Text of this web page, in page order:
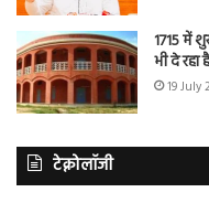
1715 में
भी दे रहा
19 July
टेक्नोलॉजी